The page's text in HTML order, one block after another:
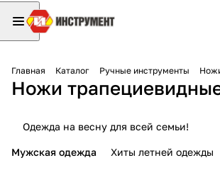
Главная Каталог Ручные инструменты
Ножи
Одежда на весну для всей семьи!
Мужская одежда Хиты летней одежды